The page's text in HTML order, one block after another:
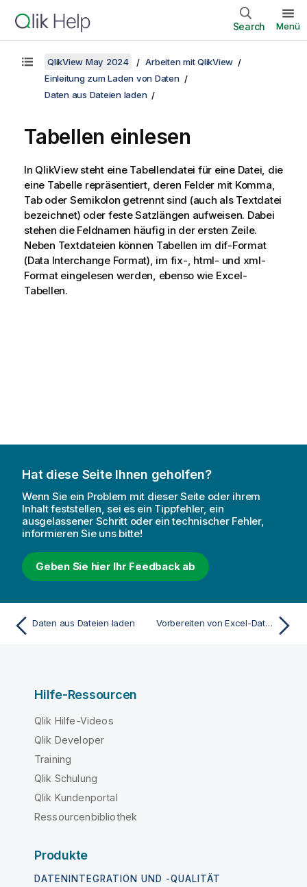
Search Menü
QlikView May 2024
Arbeiten mit QlikView
Einleitung zum Laden von Daten
Daten aus Dateien laden
Tabellen einlesen
In QlikView steht eine Tabellendatei für eine Datei, die
eine Tabelle repräsentiert, deren Felder mit Komma,
Tab oder Semikolon getrennt sind (auch als Textdatei
bezeichnet) oder feste Satzlängen aufweisen. Dabei
stehen die Feldnamen häufig in der ersten Zeile.
Neben Textdateien können Tabellen im dif-Format
(Data Interchange Format), im fix-, html- und xml-
Format eingelesen werden, ebenso wie Excel-
Tabellen.
Hat diese Seite Ihnen geholfen?
Wenn Sie ein Problem mit dieser Seite oder ihrem
Inhalt feststellen, sei es ein Tippfehler, ein
ausgelassener Schritt oder ein technischer Fehler,
informieren Sie uns bitte!
Geben Sie hier Ihr Feedback ab
Daten aus Dateien laden Vorbereiten von Excel-Dateien für das Laden mit QlikView
Hilfe-Ressourcen
Qlik Hilfe-Videos
Qlik Developer
Training
Qlik Schulung
Qlik Kundenportal
Ressourcenbibliothek
Produkte
DATENINTEGRATION UND -QUALITÄT